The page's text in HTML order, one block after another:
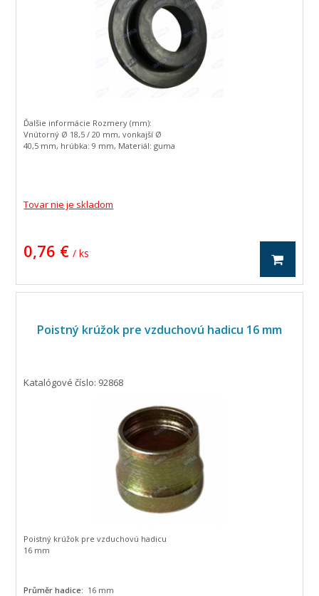
Tovar nie je skladom
0,76 € / ks
Ďalšie informácie Rozmery (mm):
Vnútorný Ø 18,5 / 20 mm, vonkajší Ø
40,5 mm, hrúbka: 9 mm, Materiál: guma
dvojriadkové hlavy Hmotnosť: 7 g EAN
Poistný krúžok pre vzduchovú hadicu 16 mm
Katalógové číslo: 92868
Poistný krúžok pre vzduchovú hadicu
16 mm
Průměr hadice: 16 mm